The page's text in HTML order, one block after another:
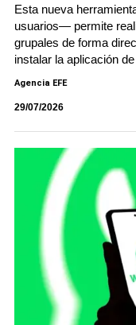
Esta nueva
usuarios— permite
grupales de forma
instalar la aplicación
Agencia EFE
29/07/2026